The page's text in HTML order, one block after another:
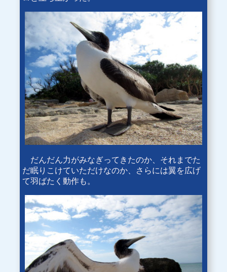
だんだん力がみなぎってきたのか、それまでた
だ眠りこけていただけなのか、さらには翼を広げ
て羽ばたく動作も。